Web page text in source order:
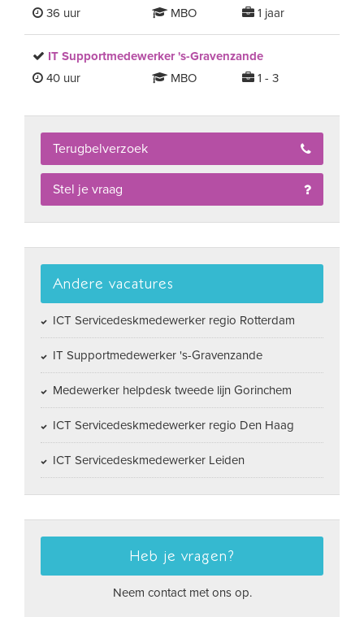
36 uur MBO 1 jaar
IT Supportmedewerker 's-Gravenzande
40 uur
MBO 1 - 3
Terugbelverzoek
Stel je vraag
Andere vacatures
ICT Servicedeskmedewerker regio Rotterdam
IT Supportmedewerker 's-Gravenzande
Medewerker helpdesk tweede lijn Gorinchem
ICT Servicedeskmedewerker regio Den Haag
ICT Servicedeskmedewerker Leiden
Heb je vragen?
Neem contact met ons op.